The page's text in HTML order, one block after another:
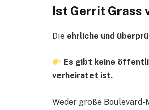
Ist Gerrit Grass
Die ehrliche und
Es gibt keine
verheiratet ist.
Weder große